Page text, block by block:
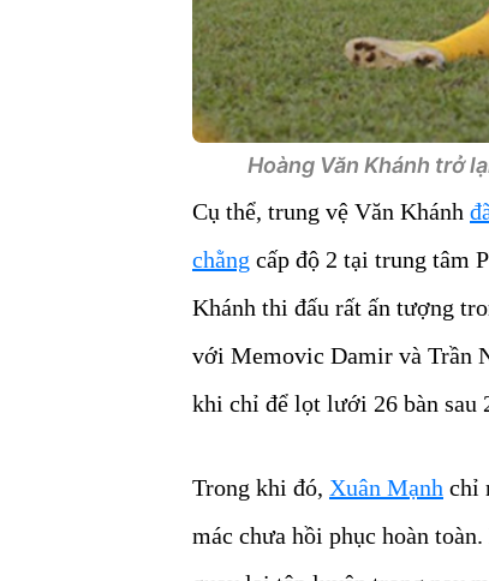
Hoàng Văn Khánh trở
Cụ thể, trung vệ Văn Khánh
chằng cấp độ 2 tại trung tâm
Khánh thi đấu rất ấn tượng
với Memovic Damir và Trần
khi chỉ để lọt lưới 26 bàn sau
Trong khi đó, Xuân Mạnh chỉ
mác chưa hồi phục hoàn